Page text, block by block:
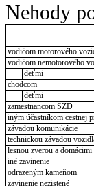
Nehody
vodičom motorového
vodičom nemotorového
deťmi
chodcom
deťmi
zamestnancom SŽD
iným účastníkom cestnej
závadou komunikácie
technickou závadou
lesnou zverou a domácimi
iné zavinenie
odrazeným kameňom
zavinenie nezistené